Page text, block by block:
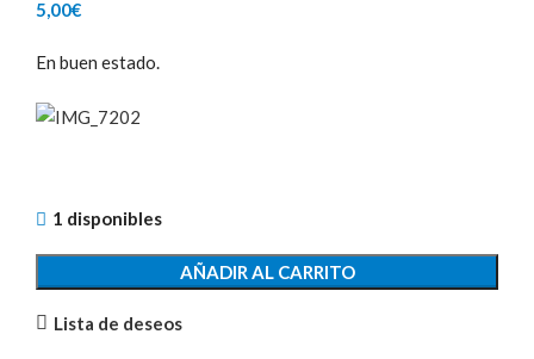
5,00€
En buen estado.
1 disponibles
AÑADIR AL CARRITO
Lista de deseos